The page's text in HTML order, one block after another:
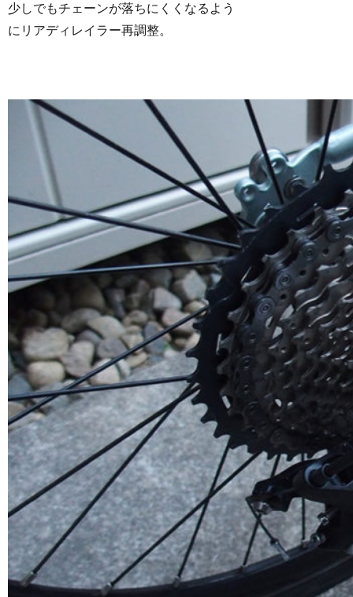
少しでもチェーンが落ちにくくなるよう
にリアディレイラー再調整。